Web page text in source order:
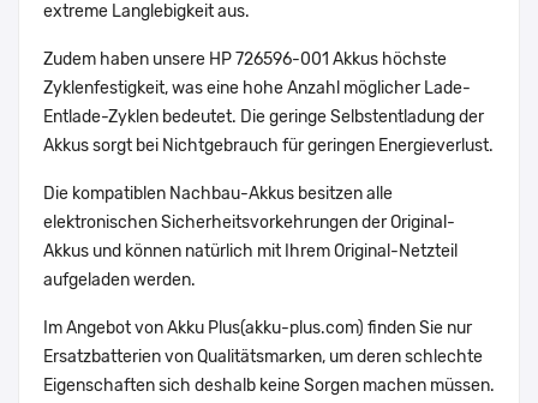
extreme Langlebigkeit aus.
Zudem haben unsere HP 726596-001 Akkus höchste
Zyklenfestigkeit, was eine hohe Anzahl möglicher Lade-
Entlade-Zyklen bedeutet. Die geringe Selbstentladung der
Akkus sorgt bei Nichtgebrauch für geringen Energieverlust.
Die kompatiblen Nachbau-Akkus besitzen alle
elektronischen Sicherheitsvorkehrungen der Original-
Akkus und können natürlich mit Ihrem Original-Netzteil
aufgeladen werden.
Im Angebot von Akku Plus(akku-plus.com) finden Sie nur
Ersatzbatterien von Qualitätsmarken, um deren schlechte
Eigenschaften sich deshalb keine Sorgen machen müssen.